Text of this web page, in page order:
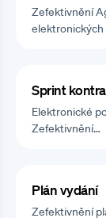
Zefektivnění
elektronických
Sprint
Elektronické
Zefektivnění…
Plán vydání
Zefektivnění